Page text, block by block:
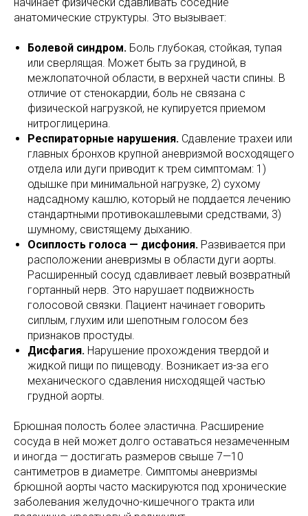
анатомические структуры. Это вызывает:
Болевой синдром. Боль глубокая, стойкая, тупая
или сверлящая. Может быть за грудиной, в
межлопаточной области, в верхней части спины. В
отличие от стенокардии, боль не связана с
физической нагрузкой, не купируется приемом
нитроглицерина.
Респираторные нарушения. Сдавление трахеи или
главных бронхов крупной аневризмой восходящего
отдела или дуги приводит к трем симптомам: 1)
одышке при минимальной нагрузке, 2) сухому
надсадному кашлю, который не поддается лечению
стандартными противокашлевыми средствами, 3)
шумному, свистящему дыханию.
Осиплость голоса — дисфония. Развивается при
расположении аневризмы в области дуги аорты.
Расширенный сосуд сдавливает левый возвратный
гортанный нерв. Это нарушает подвижность
голосовой связки. Пациент начинает говорить
сиплым, глухим или шепотным голосом без
признаков простуды.
Дисфагия. Нарушение прохождения твердой и
жидкой пищи по пищеводу. Возникает из-за его
механического сдавления нисходящей частью
грудной аорты.
Брюшная полость более эластична. Расширение
сосуда в ней может долго оставаться незамеченным
и иногда — достигать размеров свыше 7—10
сантиметров в диаметре. Симптомы аневризмы
брюшной аорты часто маскируются под хронические
заболевания желудочно-кишечного тракта или